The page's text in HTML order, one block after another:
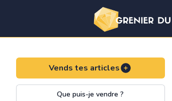
Vends tes articles
Que puis-je vendre ?